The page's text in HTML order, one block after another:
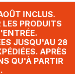
INCLUS.
PRODUITS
JUSQU'AU 28
APRÈS
QU'À PARTIR